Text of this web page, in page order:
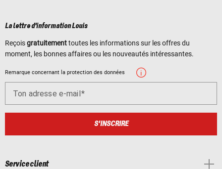
La lettre d'information Louis
Reçoisgratuitementtoutes les informations sur les offres du
moment, les bonnes affaires ou les nouveautés intéressantes.
Remarque concernant la protection des données
Ton adresse e-mail
S'INSCRIRE
Service client